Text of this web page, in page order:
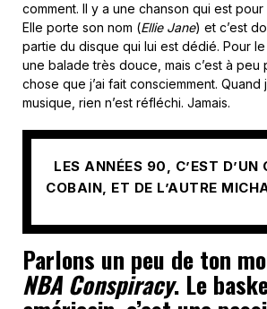
comment. Il y a une chanson qui est
Elle porte son nom (Ellie Jane) et c’est
partie du disque qui lui est dédié. Pour
une balade très douce, mais c’est à peu
chose que j’ai fait consciemment. Quand
musique, rien n’est réfléchi. Jamais.
LES ANNÉES 90, C’EST D’UN
COBAIN, ET DE L’AUTRE
Parlons un peu de ton
NBA Conspiracy. Le